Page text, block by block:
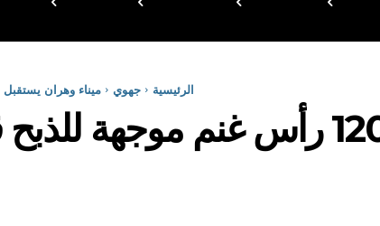
الرئيسية جهوي ميناء وهران يستقبل 12000 رأس غنم موجهة للذبح قادمة من إسبانيا